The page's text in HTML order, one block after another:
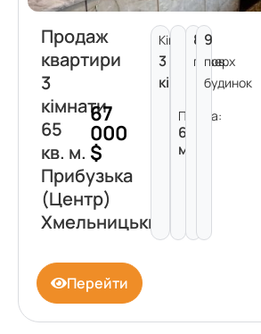
Продаж
квартири
3
кімнати
65
кв. м.
Прибузька
(Центр)
Хмельницький
67
000
$
Кімнат:
3
кімнати
Площа:
65
м²
8
поверх
9
пов.
будинок
Перейти